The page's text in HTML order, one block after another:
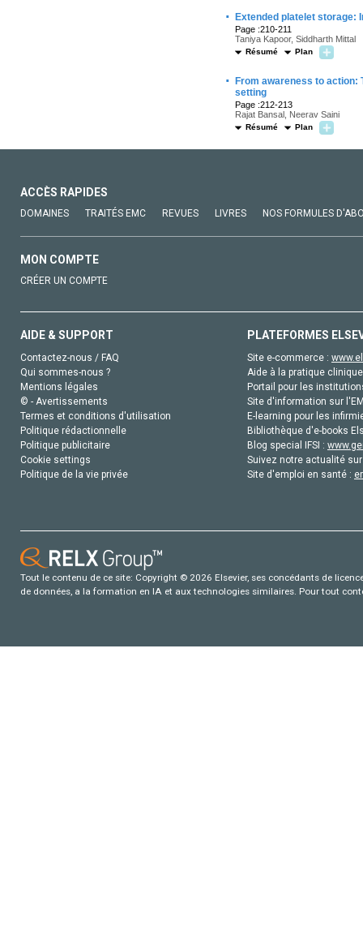
· Extended platelet storage:
Page :210-211
Taniya Kapoor, Siddharth Mittal
Résumé Plan
·
From awareness to action:
setting
Page :212-213
Rajat Bansal, Neerav Saini
Résumé Plan
ACCÈS RAPIDES
DOMAINES TRAITÉS EMC REVUES LIVRES NOS FORMULES
MON COMPTE
CRÉER UN COMPTE
AIDE & SUPPORT
Contactez-nous / FAQ
Qui sommes-nous ?
Mentions légales
© - Avertissements
Termes et conditions d'utilisation
Politique rédactionnelle
Politique publicitaire
Cookie settings
Politique de la vie privée
PLATEFORMES
Site e-commerce :
Aide à la pratique
Portail pour les
Site d'information sur
E-learning pour les
Bibliothèque d'e-books
Blog special IFSI :
Suivez notre actualité
Site d'emploi en santé :
Tout le contenu de ce site: Copyright © 2026 Elsevier, ses concédants de
de données, a la formation en IA et aux technologies similaires. Pour tout